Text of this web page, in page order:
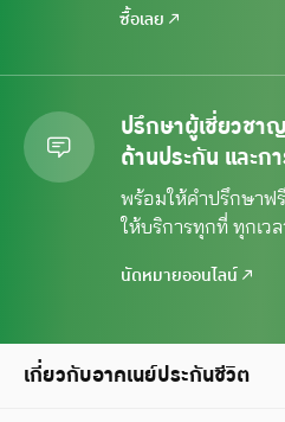
ซื้อเลย
ปรึกษาผู้เชี่ยวชาญ
ด้านประกัน และกา
พร้อมให้คำปรึกษาฟ
ให้บริการทุกที่ ทุกเว
นัดหมายออนไลน์
เกี่ยวกับอาคเนย์ประกันชีวิต